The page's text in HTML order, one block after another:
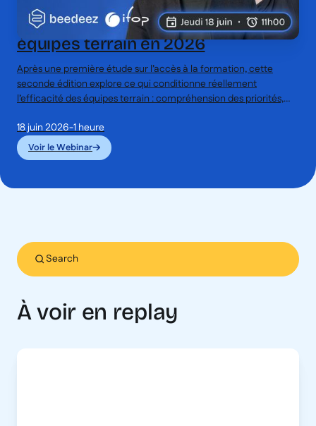
ce que vivent réellement les
équipes terrain en 2026
Après une première étude sur l’accès à la formation, cette
seconde édition explore ce qui conditionne réellement
l’efficacité des équipes terrain : compréhension des priorités,
quotidien. Une étude pour rendre visible la réalité du terrain,
secteur par secteur, et aider les entreprises à prendre des
décisions plus adaptées au quotidien des équipes.
18 juin 2026-1 heure
Voir le Webinar
À voir en replay